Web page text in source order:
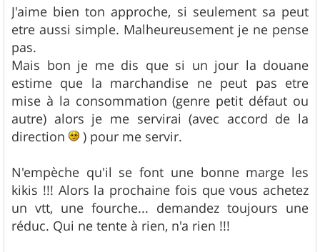
g
e
J'aime bien ton approche, si seulement sa peut
etre aussi simple. Malheureusement je ne pense
pas.
Mais bon je me dis que si un jour la douane
estime que la marchandise ne peut pas etre
mise à la consommation (genre petit défaut ou
autre) alors je me servirai (avec accord de la
direction
) pour me servir.
N'empèche qu'il se font une bonne marge les
kikis !!! Alors la prochaine fois que vous achetez
un vtt, une fourche... demandez toujours une
réduc. Qui ne tente à rien, n'a rien !!!